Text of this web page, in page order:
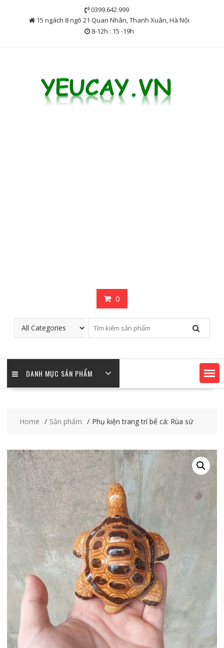
0399.642.999
15 ngách 8 ngõ 21 Quan Nhân, Thanh Xuân, Hà Nội
8-12h : 15 -19h
0
DANH MỤC SẢN PHẨM
Home Sản phẩm Phụ kiện trang trí bể cá: Rùa sứ